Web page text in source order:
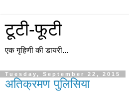
टूटी-फूटी
एक गृहिणी की डायरी...
Tuesday, September 22, 2015
अतिक्रमण पुलिसिया